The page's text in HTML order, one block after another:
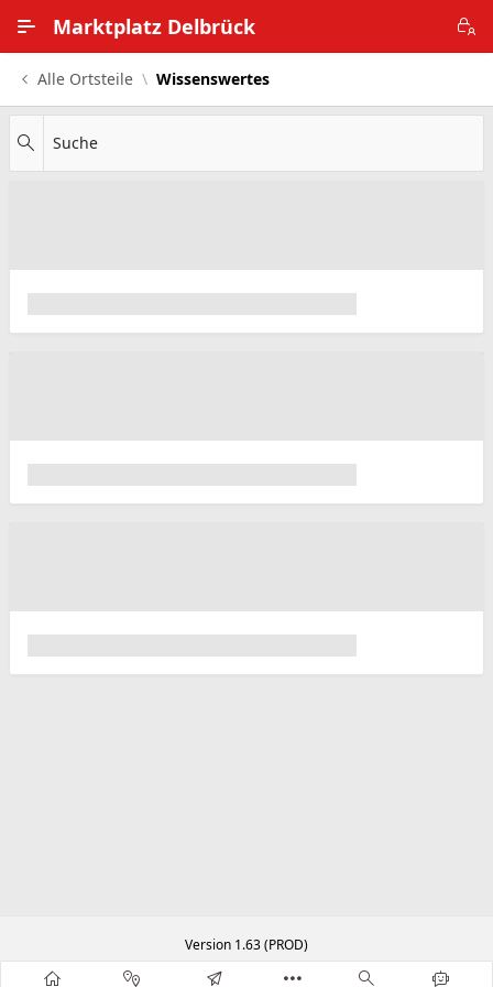
Marktplatz Delbrück
Alle Ortsteile
Impressum
Alle Ortsteile Wissenswertes
Suche
Version 1.63 (PROD)